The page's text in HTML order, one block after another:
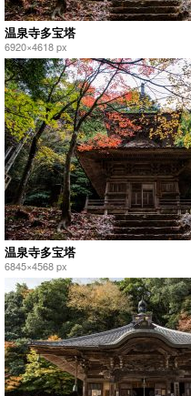
温泉寺多宝塔
6920×4618 px
温泉寺多宝塔
6845×4568 px